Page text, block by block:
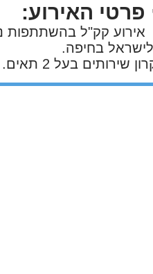
פרטי האירוע:
אירוע קק"ל בהשתתפות
לישראל בחיפה.
בעל 2 תאים.